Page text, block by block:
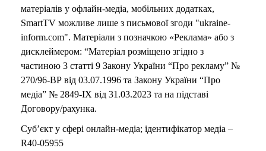
матеріалів у офлайн-медіа, мобільних додатках,
SmartTV можливе лише з письмової згоди "ukraine-
inform.com". Матеріали з позначкою «Реклама» або з
дисклеймером: “Матеріал розміщено згідно з
частиною 3 статті 9 Закону України “Про рекламу” №
270/96-ВР від 03.07.1996 та Закону України “Про
медіа” № 2849-IX від 31.03.2023 та на підставі
Договору/рахунка.
Суб’єкт у сфері онлайн-медіа; ідентифікатор медіа –
R40-05955